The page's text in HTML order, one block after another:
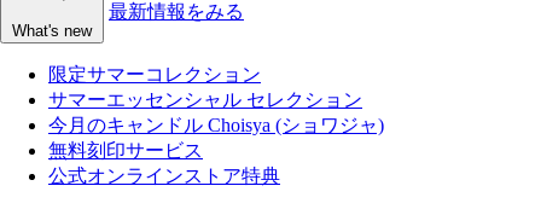
What's new
最新情報をみる
限定サマーコレクション
サマーエッセンシャル セレクション
今月のキャンドル Choisya (ショワジャ)
無料刻印サービス
公式オンラインストア特典